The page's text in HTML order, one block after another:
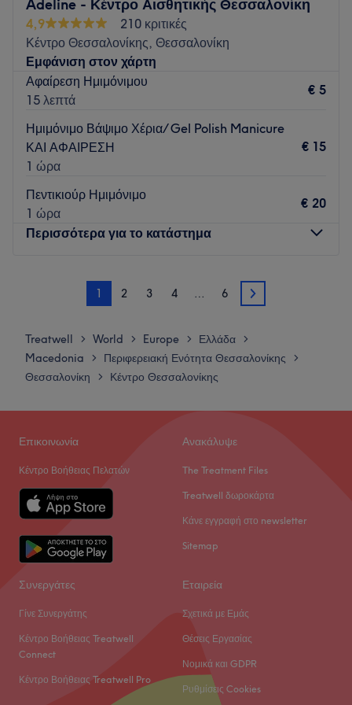
Adeline - Κέντρο Αισθητικής Θεσσαλονίκη
4,9
210 κριτικές
Κέντρο Θεσσαλονίκης, Θεσσαλονίκη
Εμφάνιση στον χάρτη
Αφαίρεση Ημιμόνιμου
15 λεπτά
€ 5
Ημιμόνιμο Βάψιμο Χέρια/ Gel Polish Manicure
ΚΑΙ ΑΦΑΙΡΕΣΗ
1 ώρα
€ 15
Πεντικιούρ Ημιμόνιμο
1 ώρα
€ 20
Περισσότερα για το κατάστημα
10:00
10:00
Πέμπτη
10:00
Παρασκευή
10:00–20:00
Σάββατο
προσφέρει μια μεγάλη γκάμα υπηρεσιών
Go to venue
1 2 3 4 … 6 2
Treatwell > World > Europe > Ελλάδα >
Macedonia > Περιφερειακή Ενότητα Θεσσαλονίκης >
Θεσσαλονίκη > Κέντρο Θεσσαλονίκης
Επικοινωνία
Κέντρο Βοήθειας Πελατών
Ανακάλυψε
The Treatment Files
Treatwell δωροκάρτα
Κάνε εγγραφή στο newsletter
Sitemap
Συνεργάτες
Γίνε Συνεργάτης
Κέντρο Βοήθειας Treatwell
Connect
Κέντρο Βοήθειας Treatwell Pro
Εταιρεία
Σχετικά με Εμάς
Θέσεις Εργασίας
Νομικά και GDPR
Ρυθμίσεις Cookies